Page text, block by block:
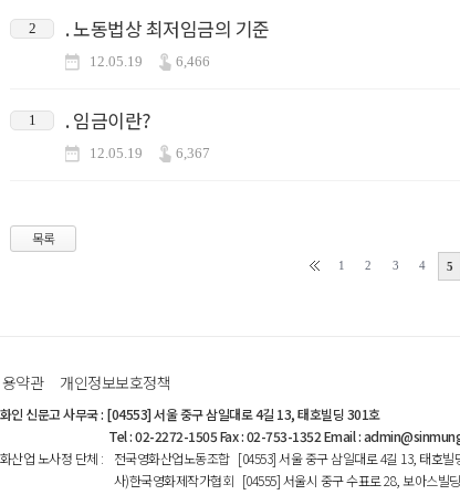
2 . 노동법상 최저임금의 기준
12.05.19 6,466
1 . 임금이란?
12.05.19 6,367
목록
1 2 3 4 5
약관 개인정보보호정책
인 신문고 사무국: [04553] 서울 중구 삼일대로 4길 13, 태호빌딩 301호
Tel : 02-2272-1505 Fax : 02-753-1352 Email :
산업 노사정 단체 :
전국영화산업노동조합 [04553] 서울 중구 삼일대로 4길 13, 태호빌
사)한국영화제작가협회 [04555] 서울시 중구 수표로 28, 보아스빌